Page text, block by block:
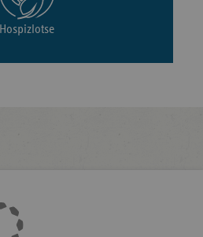
Hospizlotse